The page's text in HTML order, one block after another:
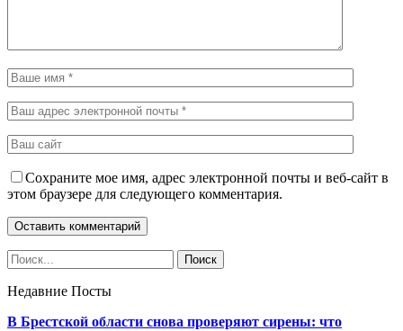
Сохраните мое имя, адрес электронной почты и веб-сайт в
этом браузере для следующего комментария.
Недавние Посты
В Брестской области снова проверяют сирены: что